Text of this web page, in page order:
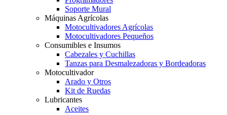
Soporte Mural
Máquinas Agrícolas
Motocultivadores Agrícolas
Motocultivadores Pequeños
Consumibles e Insumos
Cabezales y Cuchillas
Tanzas para Desmalezadoras y Bordeadoras
Motocultivador
Arado y Otros
Kit de Ruedas
Lubricantes
Aceites